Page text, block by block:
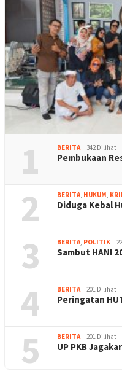
1 BERITA 342 Dilihat
Pembukaan
2 BERITA, HUKUM,
Diduga Kebal
3 BERITA, POLITIK
Sambut HANI
4 BERITA 201 Dilihat
Peringatan
5 BERITA 201 Dilihat
UP PKB